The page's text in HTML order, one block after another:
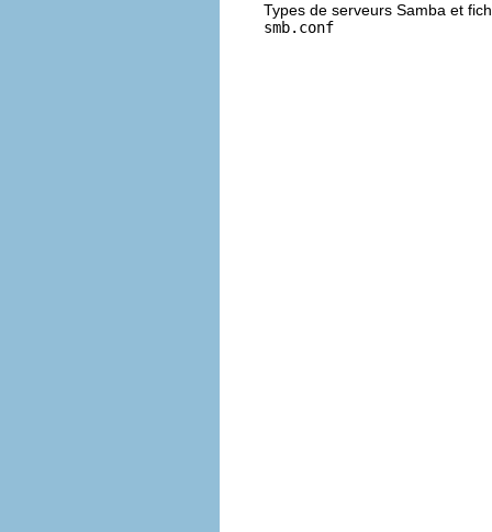
Types de serveurs Samba et
smb.conf